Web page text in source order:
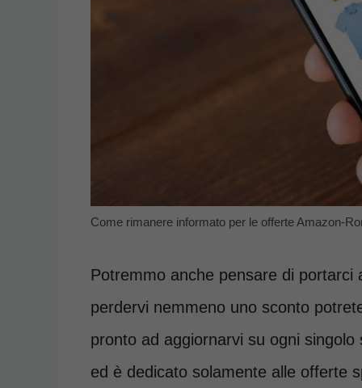
Come rimanere informato per le offerte Amazon-
Potremmo anche pensare di portarci
perdervi nemmeno uno sconto
pronto ad aggiornarvi su ogni singolo
ed è dedicato solamente alle offerte